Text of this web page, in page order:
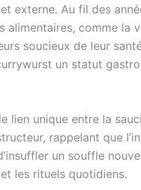
Au fil des
comme la
soucieux de leur
un statut
lien unique entre la
rappelant que
un souffle
les rituels quotidiens.